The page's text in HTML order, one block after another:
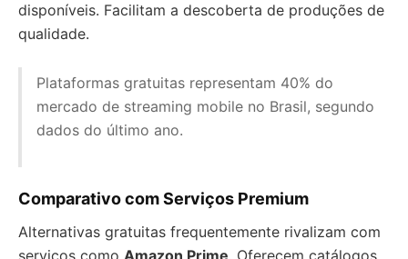
disponíveis. Facilitam a descoberta de produções de
qualidade.
Plataformas gratuitas representam 40% do
mercado de streaming mobile no Brasil, segundo
dados do último ano.
Comparativo com Serviços Premium
Alternativas gratuitas frequentemente rivalizam com